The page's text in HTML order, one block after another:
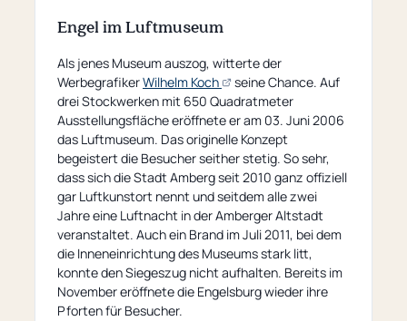
Engel im Luftmuseum
Als jenes Museum auszog, witterte der
WerbegrafikerWilhelm Koch
(öffnet
externe
Seite)
seine Chance. Auf
drei Stockwerken mit 650 Quadratmeter
Ausstellungsfläche eröffnete er am 03. Juni 2006
das Luftmuseum. Das originelle Konzept
begeistert die Besucher seither stetig. So sehr,
dass sich die Stadt Amberg seit 2010 ganz offiziell
gar Luftkunstort nennt und seitdem alle zwei
Jahre eine Luftnacht in der Amberger Altstadt
veranstaltet. Auch ein Brand im Juli 2011, bei dem
die Inneneinrichtung des Museums stark litt,
konnte den Siegeszug nicht aufhalten. Bereits im
November eröffnete die Engelsburg wieder ihre
Pforten für Besucher.